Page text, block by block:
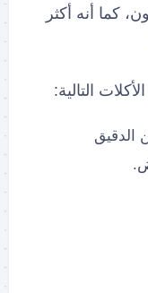
كما أنه أكثر
التالية:
الدقيق